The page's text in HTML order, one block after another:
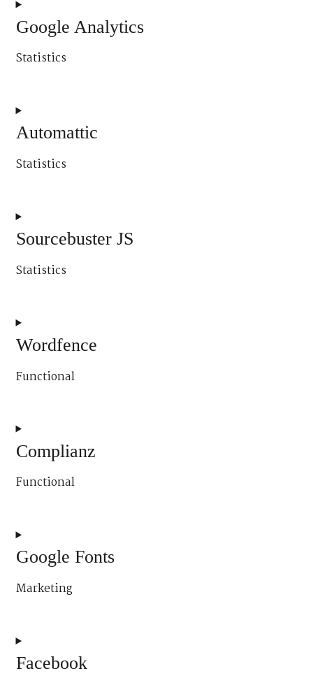
to
service
Google Analytics
Statistics
to
service
analytics
Automattic
Statistics
to
service
Sourcebuster JS
Statistics
to
service
js
Wordfence
Functional
to
service
Complianz
Functional
to
service
Google Fonts
Marketing
to
service
Facebook